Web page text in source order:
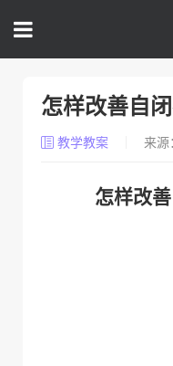
怎样改善自
教学教案 来源
怎样改